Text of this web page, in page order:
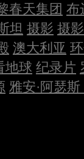
春天集团 布
坦 摄影 摄
澳大利亚
地球 纪录片
雅安·阿瑟